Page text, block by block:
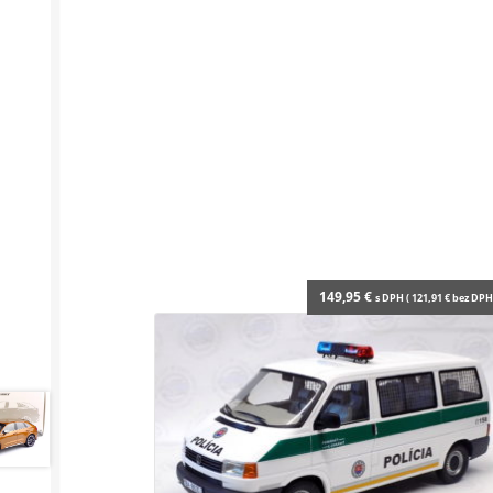
149,95€ s DPH (121,91 €bez